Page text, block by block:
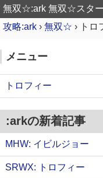
無双☆:ark 無双☆スタ
攻略:ark › 無双☆ › トロ
メニュー
トロフィー
:arkの新着記事
MHW: イビルジョー
SRWX: トロフィー